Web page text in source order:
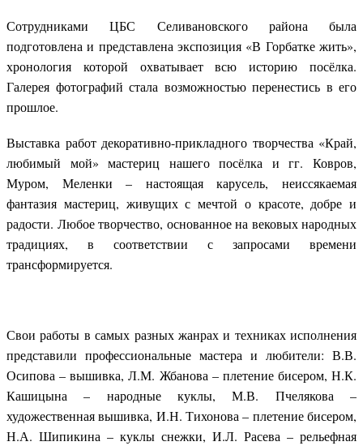
Сотрудниками ЦБС Селивановского района была
подготовлена и представлена экспозиция «В Горбатке жить»,
хронология которой охватывает всю историю посёлка.
Галерея фотографий стала возможностью перенестись в его
прошлое.
Выставка работ декоративно-прикладного творчества «Край,
любимый мой» мастериц нашего посёлка и гг. Ковров,
Муром, Меленки – настоящая карусель, неиссякаемая
фантазия мастериц, живущих с мечтой о красоте, добре и
радости. Любое творчество, основанное на вековых народных
традициях, в соответствии с запросами времени
трансформируется.
Свои работы в самых разных жанрах и техниках исполнения
представили профессиональные мастера и любители: В.В.
Осипова – вышивка, Л.М. Жбанова – плетение бисером, Н.К.
Кашицына – народные куклы, М.В. Пчелякова –
художественная вышивка, И.Н. Тихонова – плетение бисером,
Н.А. Шипикина – куклы снежки, И.Л. Расева – рельефная